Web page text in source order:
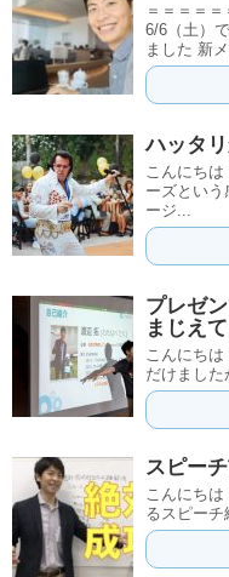
＝＝＝＝
6/6（土）
ました 新
ハッタ
こんにち
ーズとい
ージ...
プレゼ
まじえ
こんにち
だけまし
スピー
こんにち
るスピー